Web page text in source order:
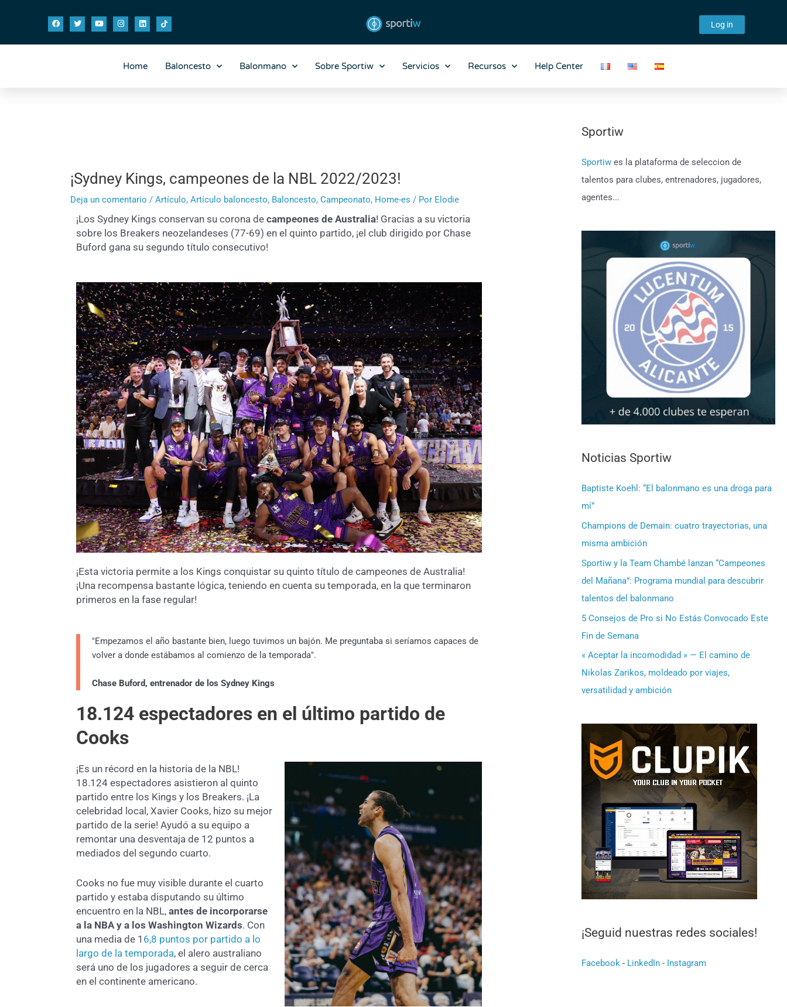
F
a
T
w
Y
o
I
n
L
i
i
T
i
Log in
Home Baloncesto Balonmano Sobre Sportiw Servicios Recursos Help Center
¡Sydney Kings, campeones de la NBL 2022/2023!
Deja un comentario /Artículo,Artículo baloncesto, Baloncesto,Campeonato, Home-es / Por Elodie
¡Los Sydney Kings conservan su corona decampeones de Australia! Gracias a su victoria
sobre los Breakers neozelandeses (77-69) en el quinto partido, ¡el club dirigido por Chase
Buford gana su segundo título consecutivo!
¡Esta victoria permite a los Kings conquistar su quinto título de campeones de Australia!
¡Una recompensa bastante lógica, teniendo en cuenta su temporada, en la que terminaron
primeros en la fase regular!
"Empezamos el año bastante bien, luego tuvimos un bajón. Me preguntaba si seríamos capaces de
volver a donde estábamos al comienzo de la temporada".
Chase Buford, entrenador de los Sydney Kings
18.124 espectadores en el último partido de
Cooks
¡Es un récord en la historia de la NBL!
18.124 espectadores asistieron al quinto
partido entre los Kings y los Breakers. ¡La
celebridad local, Xavier Cooks, hizo su mejor
partido de la serie! Ayudó a su equipo a
remontar una desventaja de 12 puntos a
mediados del segundo cuarto.
Cooks no fue muy visible durante el cuarto
partido y estaba disputando su último
encuentro en la NBL,antes de incorporarse
a la NBA y a los Washington Wizards. Con
una media de 1 6,8 puntos por partido a lo
largo de la temporada, el alero australiano
será uno de los jugadores a seguir de cerca
en el continente americano.
Sportiw
Sportiw es la plataforma de seleccion de
talentos para clubes, entrenadores, jugadores,
agentes...
Noticias Sportiw
Baptiste Koehl: “El balonmano es una droga para
mí”
Champions de Demain: cuatro trayectorias, una
misma ambición
Sportiw y la Team Chambé lanzan “Campeones
del Mañana”: Programa mundial para descubrir
talentos del balonmano
5 Consejos de Pro si No Estás Convocado Este
Fin de Semana
« Aceptar la incomodidad » — El camino de
Nikolas Zarikos, moldeado por viajes,
versatilidad y ambición
¡Seguid nuestras redes sociales!
Facebook- LinkedIn- Instagram